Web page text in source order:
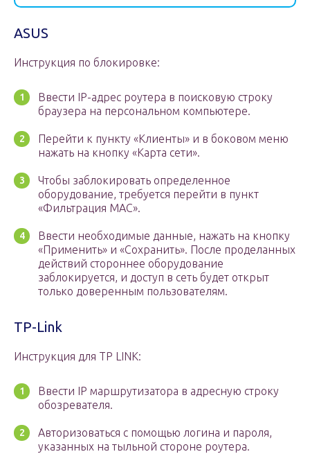
ASUS
Инструкция по блокировке:
Ввести IP-адрес роутера в поисковую строку
браузера на персональном компьютере.
Перейти к пункту «Клиенты» и в боковом меню
нажать на кнопку «Карта сети».
Чтобы заблокировать определенное
оборудование, требуется перейти в пункт
«Фильтрация MAC».
Ввести необходимые данные, нажать на кнопку
«Применить» и «Сохранить». После проделанных
действий стороннее оборудование
заблокируется, и доступ в сеть будет открыт
только доверенным пользователям.
TP-Link
Инструкция для TP LINK:
Ввести IP маршрутизатора в адресную строку
обозревателя.
Авторизоваться с помощью логина и пароля,
указанных на тыльной стороне роутера.